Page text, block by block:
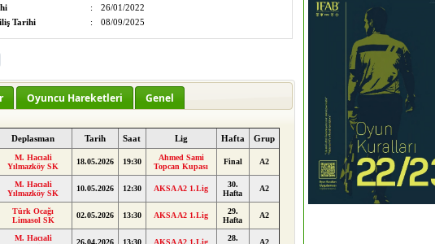
:
26/01/2022
Tarihi
: 08/09/2025
Oyuncu Hareketleri Genel
Deplasman Tarih Saat Lig Hafta Grup
M. Hacıali
Yılmazköy SK
18.05.2026 19:30
Ahmed Sami
Topcan Kupası
Final A2
M. Hacıali
Yılmazköy SK
10.05.2026 12:30 AKSA A2 1.Lig
30.
Hafta
A2
Türk Ocağı
Limasol SK
02.05.2026 13:30 AKSA A2 1.Lig
29.
Hafta
A2
M. Hacıali
26.04.2026 13:30 AKSA A2 1.Lig
28.
A2